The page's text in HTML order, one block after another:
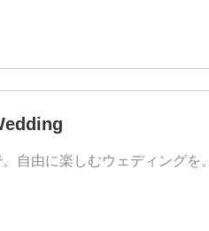
自由に楽しむウェディングを。